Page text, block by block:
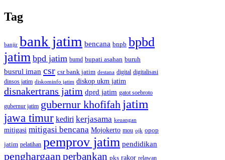
Tag
banjir bank jatim bencana bnpb bpbd
jatim bpd jatim bumd bupati asahan buruh
busrul iman csr csr bank jatim destana digital digitalisasi
dinsos jatim diskominfo jatim diskop ukm jatim
disnakertrans jatim dprd jatim gatot soebroto
gubernur jatim gubernur khofifah jatim
jawa timur kediri kerjasama keuangan
mitigasi mitigasi bencana Mojokerto mou ojk opop
jatim pelatihan pemprov jatim pendidikan
penghargaanperbankan pks rakor relawan